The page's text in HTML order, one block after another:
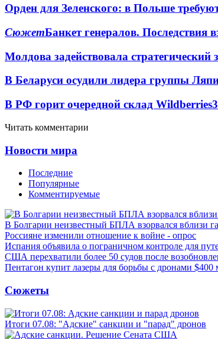
Орден для Зеленского: в Польше
СюжетБанкет генералов. Последствия
Молдова задействовала стратегический
В Беларуси осудили лидера группы
В РФ горит очередной склад Wildberries
Читать комментарии
Новости мира
Последние
Популярные
Комментируемые
В Болгарии неизвестный БПЛА взорвался вблизи
Россияне изменили отношение к войне - опрос
Испания объявила о пограничном контроле для
США перехватили более 50 судов после
Пентагон купит лазеры для борьбы с дронами
Сюжеты
Итоги 07.08: "Адские" санкции и "парад" дронов